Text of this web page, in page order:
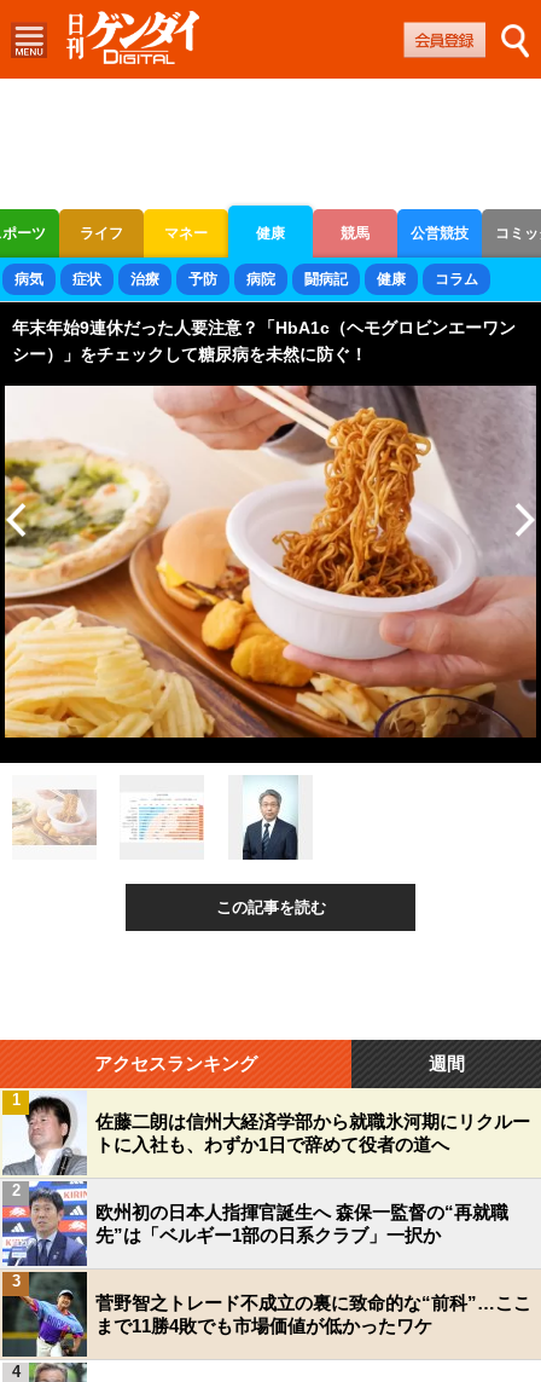
ーツ ライフ マネー 健康 競馬 公営競技 コミ
ボートレース 競輪 オートレース
病気 症状 治療 予防 病院 闘病記 健康 コラム
年末年始9連休だった人要注意？「HbA1c（ヘモグロビンエーワン
シー）」をチェックして糖尿病を未然に防ぐ！
この記事を読む
アクセスランキング 週間
佐藤二朗は信州大経済学部から就職氷河期にリクルー
トに入社も、わずか1日で辞めて役者の道へ
1
欧州初の日本人指揮官誕生へ 森保一監督の“再就職
先”は「ベルギー1部の日系クラブ」一択か
2
菅野智之トレード不成立の裏に致命的な“前科”…ここ
まで11勝4敗でも市場価値が低かったワケ
3
4